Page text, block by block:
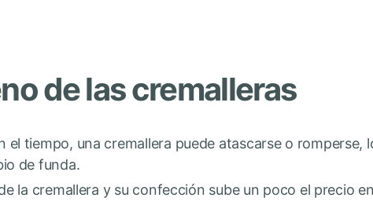
de las cremalleras
el tiempo, una cremallera puede atascarse o romperse,
de funda.
la cremallera y su confección sube un poco el precio